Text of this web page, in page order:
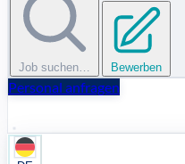
Job suchen… Bewerben
Personal anfragen